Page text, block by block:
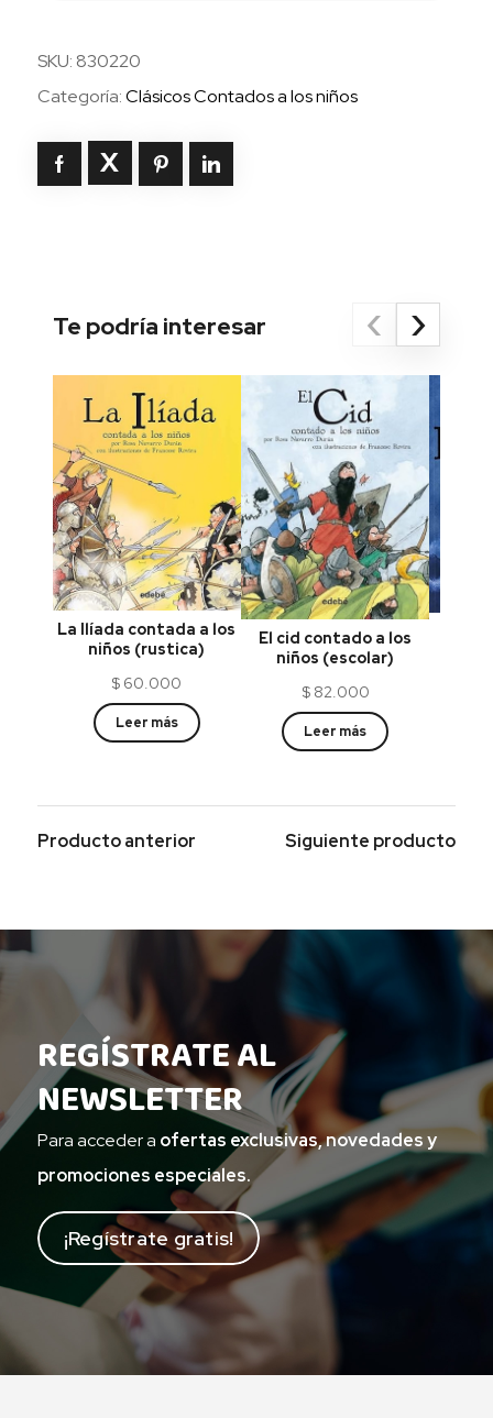
SKU: 830220
Categoría:Clásicos Contados a los niños
Te podría interesar ‹ ›
La Ilíada contada a los
niños (rustica)
$ 60.000
Leer más
El cid contado a los
niños (escolar)
$82.000
Leer más
Producto anterior Siguiente producto
REGÍSTRATE AL
NEWSLETTER
Para acceder a ofertas exclusivas, novedades y
promociones especiales.
¡Regístrate gratis!